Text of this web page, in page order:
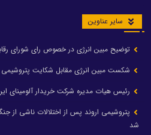
سایر عناوین
توضیح مبین انرژی در خصوص رای شورای
شکست مبین انرژی مقابل شکایت
رئیس هیات مدیره شرکت خریدار آلومینای
شد